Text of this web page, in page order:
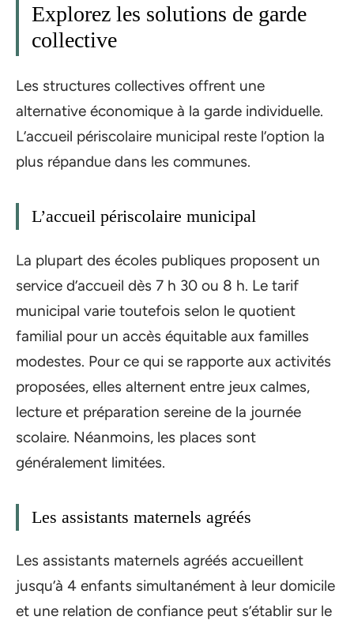
Explorez les solutions de garde
collective
Les structures collectives offrent une
alternative économique à la garde individuelle.
L’accueil périscolaire municipal reste l’option la
plus répandue dans les communes.
L’accueil périscolaire municipal
La plupart des écoles publiques proposent un
service d’accueil dès 7 h 30 ou 8 h. Le tarif
municipal varie toutefois selon le quotient
familial pour un accès équitable aux familles
modestes. Pour ce qui se rapporte aux activités
proposées, elles alternent entre jeux calmes,
lecture et préparation sereine de la journée
scolaire. Néanmoins, les places sont
généralement limitées.
Les assistants maternels agréés
Les assistants maternels agréés accueillent
jusqu’à 4 enfants simultanément à leur domicile
et une relation de confiance peut s’établir sur le